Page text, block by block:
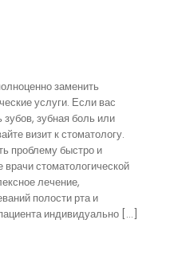
заменить
услуги. Если вас
зубная боль или
визит к стоматологу.
проблему быстро и
стоматологической
лечение,
полости рта и
индивидуально […]